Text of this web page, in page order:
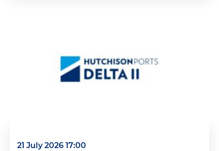
21 July 2026 17:00